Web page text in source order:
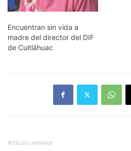
Encuentran sin vida a
madre del director del DIF
de Cuitláhuac
Artículo anterior